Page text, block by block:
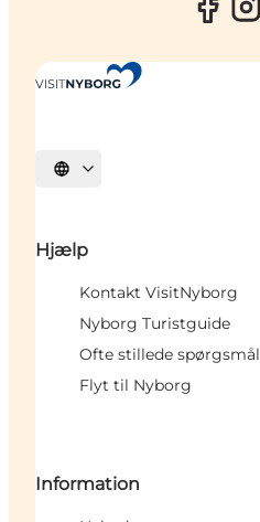
Vælg sprog
Hjælp
Kontakt VisitNyborg
Nyborg Turistguide
Ofte stillede spørgsmål
Flyt til Nyborg
Information